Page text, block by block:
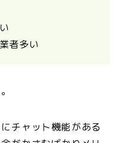
者多い
チャット機能がある